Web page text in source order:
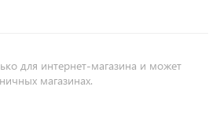
для интернет-магазина и может
магазинах.